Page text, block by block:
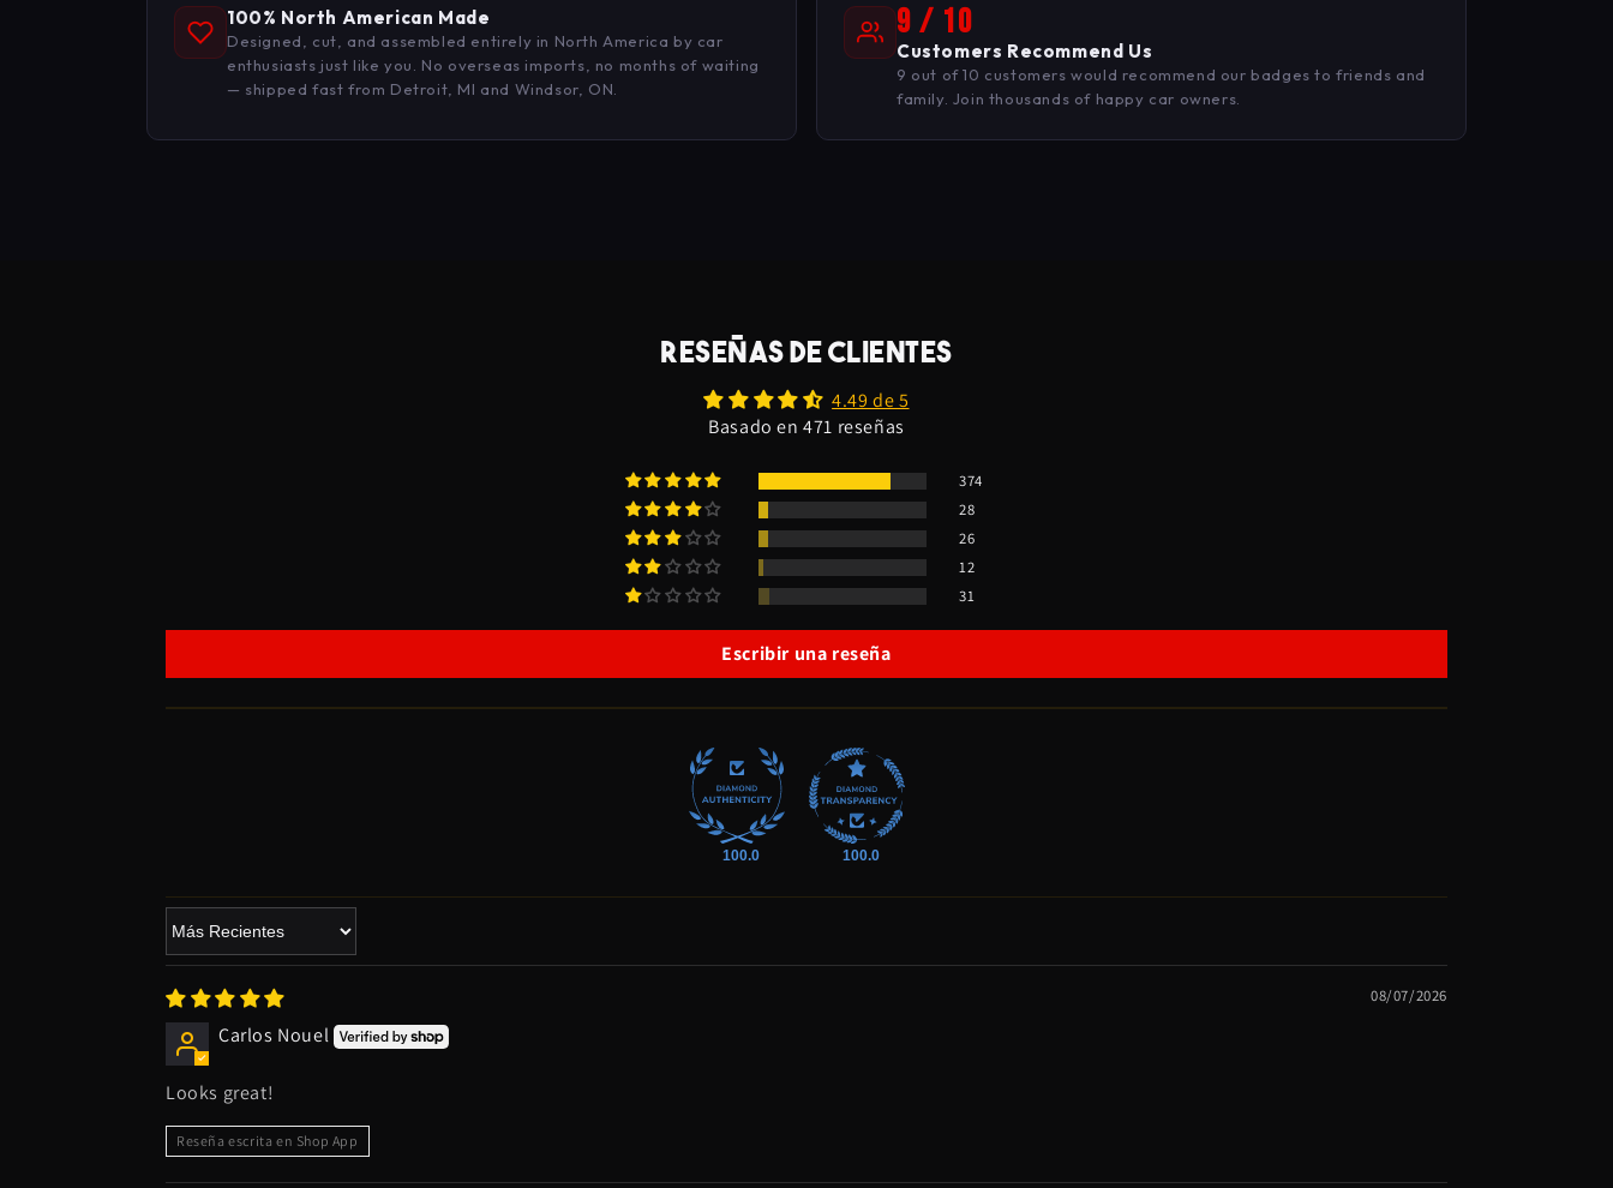
100% North American Made
Designed, cut, and assembled entirely in North America by car
enthusiasts just like you. No overseas imports, no months of waiting
— shipped fast from Detroit, MI and Windsor, ON.
9 / 10
Customers Recommend Us
9 out of 10 customers would recommend our badges to friends and
family. Join thousands of happy car owners.
RESEÑAS DE CLIENTES
4.49 de 5
Basado en 471 reseñas
374
28
26
12
31
Escribir una reseña
100.0 100.0
Sort by
08/07/2026
Carlos Nouel
Looks great!
Reseña escrita en Shop App